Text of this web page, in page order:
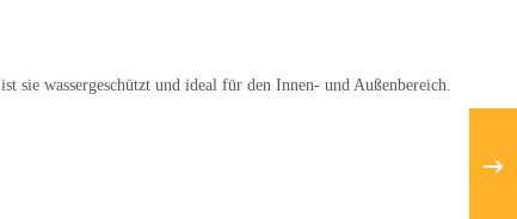
ist sie wassergeschützt und ideal für den Innen- und Außenbereich.